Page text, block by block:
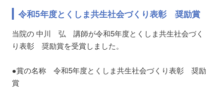
令和5年度とくしま共生社会づくり表彰 奨励賞
当院の 中川 弘 講師が令和5年度とくしま共生社会づく
り表彰 奨励賞を受賞しました。
●賞の名称 令和5年度とくしま共生社会づくり表彰 奨励
賞